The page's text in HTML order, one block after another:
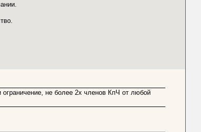
не более 2х членов КпЧ от любой